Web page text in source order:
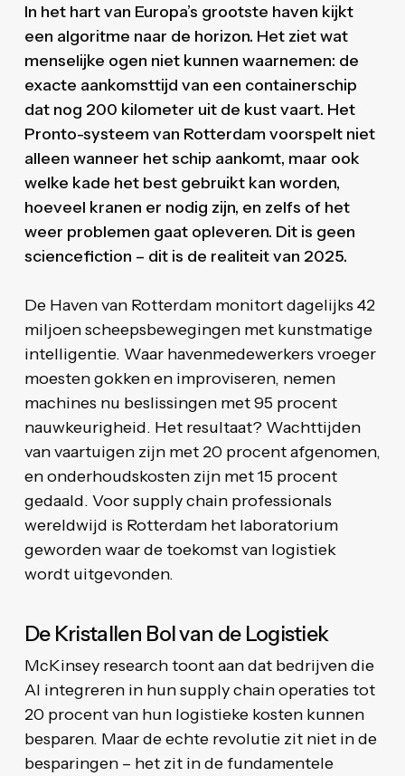
In het hart van Europa’s grootste haven kijkt
een algoritme naar de horizon. Het ziet wat
menselijke ogen niet kunnen waarnemen: de
exacte aankomsttijd van een containerschip
dat nog 200 kilometer uit de kust vaart. Het
Pronto-systeem van Rotterdam voorspelt niet
alleen wanneer het schip aankomt, maar ook
welke kade het best gebruikt kan worden,
hoeveel kranen er nodig zijn, en zelfs of het
weer problemen gaat opleveren. Dit is geen
sciencefiction – dit is de realiteit van 2025.
De Haven van Rotterdam monitort dagelijks 42
miljoen scheepsbewegingen met kunstmatige
intelligentie. Waar havenmedewerkers vroeger
moesten gokken en improviseren, nemen
machines nu beslissingen met 95 procent
nauwkeurigheid. Het resultaat? Wachttijden
van vaartuigen zijn met 20 procent afgenomen,
en onderhoudskosten zijn met 15 procent
gedaald. Voor supply chain professionals
wereldwijd is Rotterdam het laboratorium
geworden waar de toekomst van logistiek
wordt uitgevonden.
De Kristallen Bol van de Logistiek
McKinsey research toont aan dat bedrijven die
AI integreren in hun supply chain operaties tot
20 procent van hun logistieke kosten kunnen
besparen. Maar de echte revolutie zit niet in de
besparingen – het zit in de fundamentele